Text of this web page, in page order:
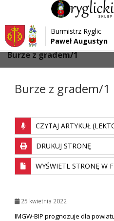
Przejdź do menu
Przejdź do głównej treści strony
Przejdź do stopki strony
Burmistrz Ryglic
Paweł Augustyn
Strona główna >
Burze z gradem/1
Burze z gradem/1
CZYTAJ ARTYKUŁ
DRUKUJ STRONĘ
WYŚWIETL STRONĘ W
25 kwietnia 2022
IMGW-BIP prognozuje dla